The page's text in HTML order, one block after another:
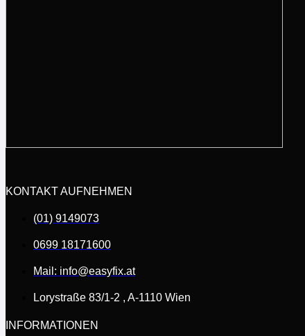
KONTAKT AUFNEHMEN
(01) 9149073
0699 18171600
Mail: info@easyfix.at
Lorystraße 83/1-2 , A-1110 Wien
INFORMATIONEN